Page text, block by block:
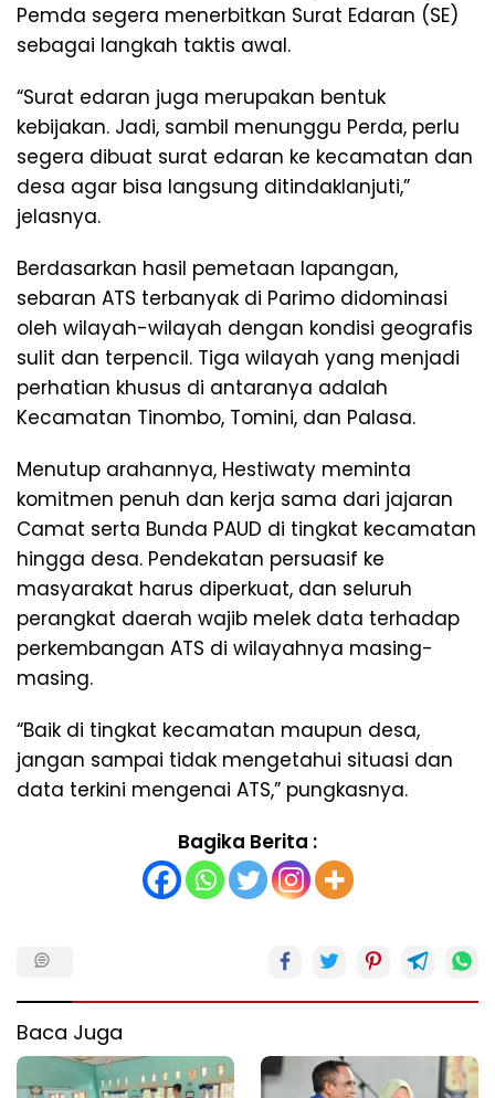
Pemda segera menerbitkan Surat Edaran (SE)
sebagai langkah taktis awal.
“Surat edaran juga merupakan bentuk
kebijakan. Jadi, sambil menunggu Perda, perlu
segera dibuat surat edaran ke kecamatan dan
desa agar bisa langsung ditindaklanjuti,”
jelasnya.
Berdasarkan hasil pemetaan lapangan,
sebaran ATS terbanyak di Parimo didominasi
oleh wilayah-wilayah dengan kondisi geografis
sulit dan terpencil. Tiga wilayah yang menjadi
perhatian khusus di antaranya adalah
Kecamatan Tinombo, Tomini, dan Palasa.
Menutup arahannya, Hestiwaty meminta
komitmen penuh dan kerja sama dari jajaran
Camat serta Bunda PAUD di tingkat kecamatan
hingga desa. Pendekatan persuasif ke
masyarakat harus diperkuat, dan seluruh
perangkat daerah wajib melek data terhadap
perkembangan ATS di wilayahnya masing-
masing.
“Baik di tingkat kecamatan maupun desa,
jangan sampai tidak mengetahui situasi dan
data terkini mengenai ATS,” pungkasnya.
Bagika Berita :
Baca Juga